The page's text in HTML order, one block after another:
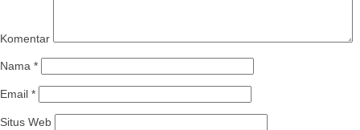
Komentar
Nama *
Email *
Situs Web